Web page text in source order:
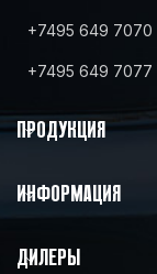
+7495 649 7070
+7495 649 7077
ПРОДУКЦИЯ
ИНФОРМАЦИЯ
ДИЛЕРЫ